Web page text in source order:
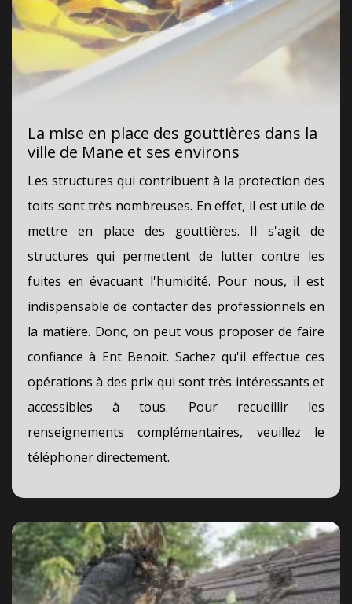
La mise en place des gouttières dans la
ville de Mane et ses environs
Les structures qui contribuent à la protection des
toits sont très nombreuses. En effet, il est utile de
mettre en place des gouttières. Il s'agit de
structures qui permettent de lutter contre les
fuites en évacuant l'humidité. Pour nous, il est
indispensable de contacter des professionnels en
la matière. Donc, on peut vous proposer de faire
confiance à Ent Benoit. Sachez qu'il effectue ces
opérations à des prix qui sont très intéressants et
accessibles à tous. Pour recueillir les
renseignements complémentaires, veuillez le
téléphoner directement.